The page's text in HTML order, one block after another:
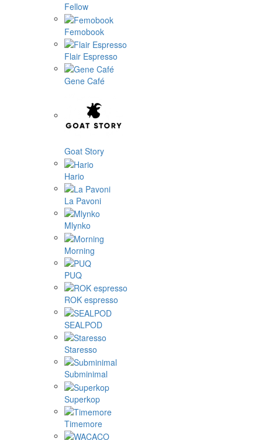
Fellow
Femobook
Flair Espresso
Gene Café
Goat Story
Hario
La Pavoni
Mlynko
Morning
PUQ
ROK espresso
SEALPOD
Staresso
Subminimal
Superkop
Timemore